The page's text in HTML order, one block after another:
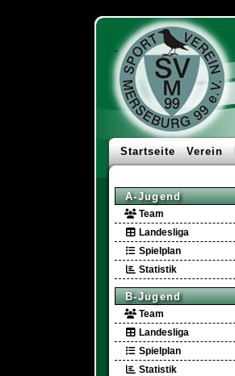
Startseite Verein
A-Jugend
Team
Landesliga
Spielplan
Statistik
B-Jugend
Team
Landesliga
Spielplan
Statistik